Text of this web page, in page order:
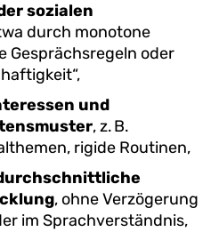
sozialen
durch monotone
Gesprächsregeln oder
und
, z. B.
rigide Routinen,
, ohne Verzögerung
im Sprachverständnis,